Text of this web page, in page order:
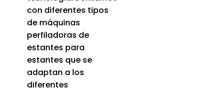
con diferentes tipos
de máquinas
perfiladoras de
estantes para
estantes que se
adaptan a los
diferentes